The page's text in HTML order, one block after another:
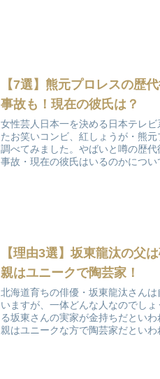
【7選】熊元プロレスの歴
事故も！現在の彼氏は？
女性芸人日本一を決める日本テレ
たお笑いコンビ、紅しょうが・熊
調べてみました。やばいと噂の歴
事故・現在の彼氏はいるのかについ
【理由3選】坂東龍汰の父
親はユニークで陶芸家！
北海道育ちの俳優・坂東龍汰さん
いますが、一体どんな人なのでし
る坂東さんの実家が金持ちだとい
親はユニークな方で陶芸家だとい